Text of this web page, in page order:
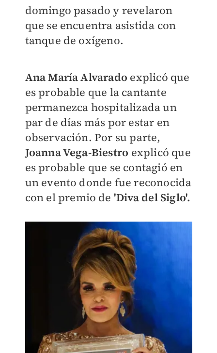
domingo pasado y revelaron
que se encuentra asistida con
tanque de oxígeno.
Ana María Alvarado explicó que
es probable que la cantante
permanezca hospitalizada un
par de días más por estar en
observación. Por su parte,
Joanna Vega-Biestro explicó que
es probable que se contagió en
un evento donde fue reconocida
con el premio de 'Diva del Siglo'.